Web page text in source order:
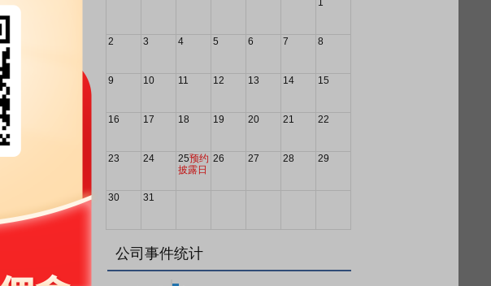
万股，成
绩预告》
万
1
2 3 4 5 6 7 8
9 10 11 12 13 14 15
16 17 18 19 20 21 22
23 24 25预约
披露日
26 27 28 29
30 31
公司事件统计